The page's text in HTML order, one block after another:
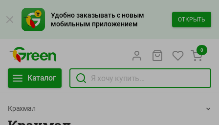
Удобно заказывать с новым
мобильным приложением
ОТКРЫТЬ
Каталог
0
Крахмал